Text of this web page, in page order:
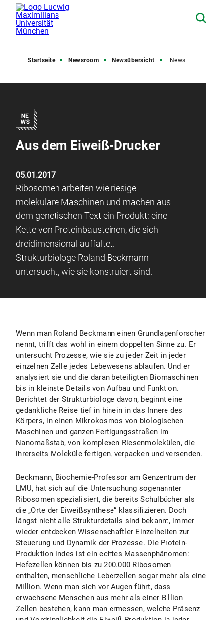
Startseite Newsroom Newsübersicht News
Aus dem Eiweiß-Drucker
05.01.2017
Ribosomen arbeiten wie riesige
molekulare Maschinen und machen aus
dem genetischen Text ein Produkt: eine
Kette von Proteinbausteinen, die sich
dreidimensional auffaltet.
Strukturbiologe Roland Beckmann
untersucht, wie sie konstruiert sind.
Wenn man Roland Beckmann einen Grundlagenforscher
nennt, trifft das wohl in einem doppelten Sinne zu. Er
untersucht Prozesse, wie sie zu jeder Zeit in jeder
einzelnen Zelle jedes Lebewesens ablaufen. Und er
analysiert sie und die daran beteiligten Biomaschinen
bis in kleinste Details von Aufbau und Funktion.
Berichtet der Strukturbiologe davon, beginnt eine
gedankliche Reise tief in hinein in das Innere des
Körpers, in einen Mikrokosmos von biologischen
Maschinen und ganzen Fertigungsstraßen im
Nanomaßstab, von komplexen Riesenmolekülen, die
ihrerseits Moleküle fertigen, verpacken und versenden.
Beckmann, Biochemie-Professor am Genzentrum der
LMU, hat sich auf die Untersuchung sogenannter
Ribosomen spezialisiert, die bereits Schulbücher als
die „Orte der Eiweißsynthese“ klassifizieren. Doch
längst nicht alle Strukturdetails sind bekannt, immer
wieder entdecken Wissenschaftler Einzelheiten zur
Steuerung und Dynamik der Prozesse. Die Protein-
Produktion indes ist ein echtes Massenphänomen:
Hefezellen können bis zu 200.000 Ribosomen
enthalten, menschliche Leberzellen sogar mehr als eine
Million. Wenn man sich vor Augen führt, dass
erwachsene Menschen aus mehr als einer Billion
Zellen bestehen, kann man ermessen, welche Präsenz